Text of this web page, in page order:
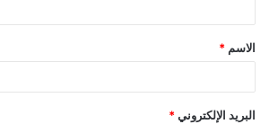
ق
*
الاسم *
البريد الإلكتروني *